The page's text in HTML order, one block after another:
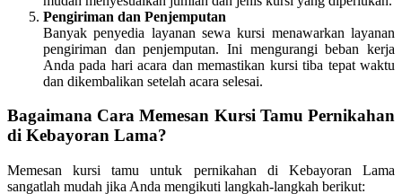
Pengiriman dan Penjemputan
Banyak penyedia layanan sewa kursi menawarkan layanan
pengiriman dan penjemputan. Ini mengurangi beban kerja
Anda pada hari acara dan memastikan kursi tiba tepat waktu
dan dikembalikan setelah acara selesai.
Bagaimana Cara Memesan Kursi Tamu Pernikahan
di Kebayoran Lama?
Memesan kursi tamu untuk pernikahan di Kebayoran Lama
sangatlah mudah jika Anda mengikuti langkah-langkah berikut: